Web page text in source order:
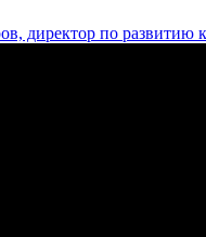
директор по развитию